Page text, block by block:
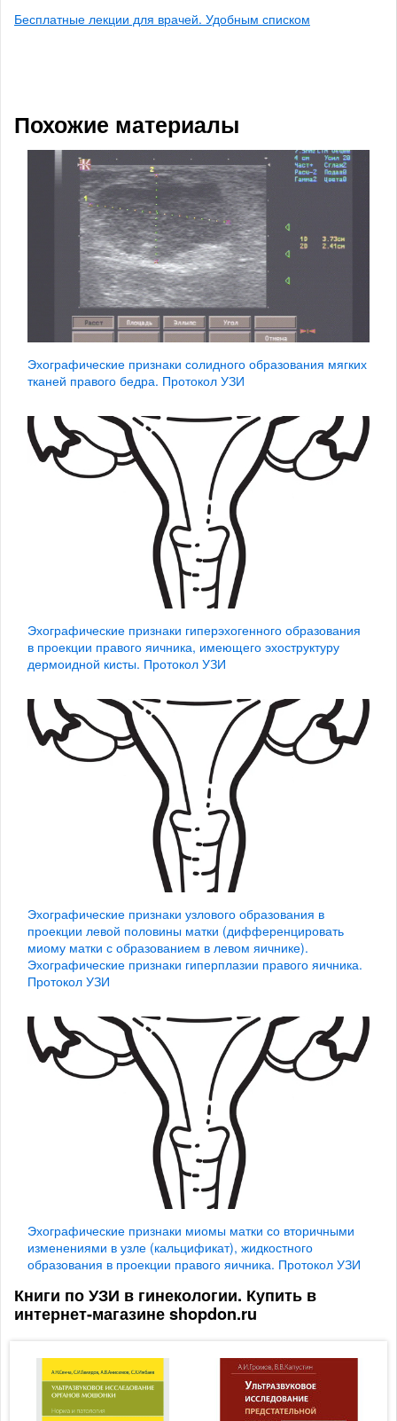
Бесплатные лекции для врачей. Удобным списком
Похожие материалы
Эхографические признаки солидного образования мягких
тканей правого бедра. Протокол УЗИ
Эхографические признаки гиперэхогенного образования
в проекции правого яичника, имеющего эхоструктуру
дермоидной кисты. Протокол УЗИ
Эхографические признаки узлового образования в
проекции левой половины матки (дифференцировать
миому матки с образованием в левом яичнике).
Эхографические признаки гиперплазии правого яичника.
Протокол УЗИ
Эхографические признаки миомы матки со вторичными
изменениями в узле (кальцификат), жидкостного
образования в проекции правого яичника. Протокол УЗИ
Книги по УЗИ в гинекологии. Купить в
интернет-магазине shopdon.ru